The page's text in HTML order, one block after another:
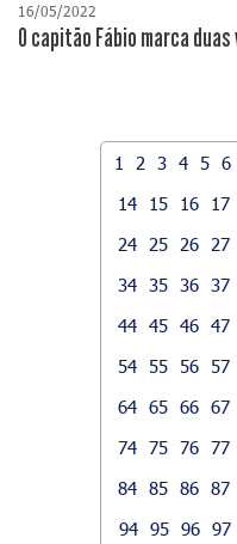
16/05/2022
O capitão Fábio marca
1 2 3 4 5 6
14
15 16 17
24
25 26 27
34 35 36 37
44 45 46 47
54 55 56 57
64 65 66 67
74 75 76 77
84 85 86 87
94 95 96 97